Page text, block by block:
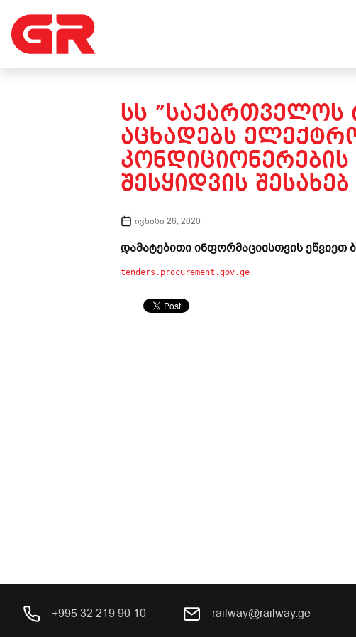
ᲡᲡ ”ᲡᲐᲥᲐᲠᲗᲕᲔᲚᲝᲡ
ᲐᲪᲮᲐᲓᲔᲑᲡ
ᲙᲝᲜᲓᲘᲪᲘᲝᲜᲔᲠᲔᲑᲘᲡ
ᲨᲔᲡᲧᲘᲓᲕᲘᲡ ᲨᲔᲡᲐᲮᲔᲑ
ივნისი 26, 2020
დამატებითი ინფორმაციისთვის ეწვიეთ
tenders.procurement.gov.ge
+995 32 219 90 10 railway@railway.ge